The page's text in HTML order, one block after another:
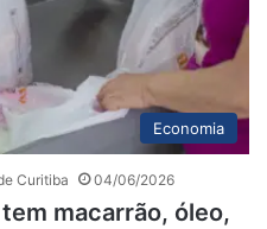
Economia
Curitiba 04/06/2026
macarrão, óleo,